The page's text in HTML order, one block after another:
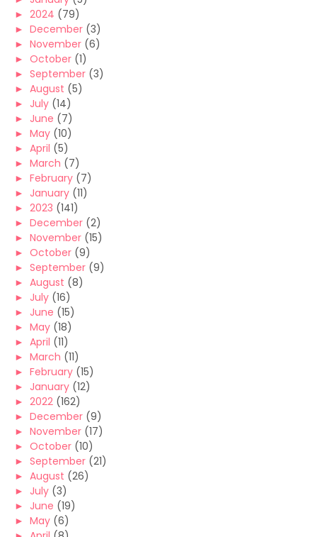
► 2024 (79)
► December (3)
► November (6)
► October (1)
► September (3)
► August (5)
► July (14)
► June (7)
► May (10)
► April (5)
► March (7)
► February (7)
► January (11)
► 2023 (141)
► December (2)
► November (15)
► October (9)
► September (9)
► August (8)
► July (16)
► June (15)
► May (18)
► April (11)
► March (11)
► February (15)
► January (12)
► 2022 (162)
► December (9)
► November (17)
► October (10)
► September (21)
► August (26)
► July (3)
► June (19)
► May (6)